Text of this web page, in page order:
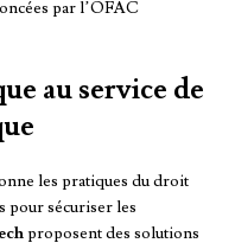
par l’OFAC
au service de
les pratiques du droit
pour sécuriser les
proposent des solutions